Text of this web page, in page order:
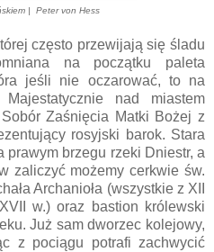
| Peter von Hess
często przewijają się śladu
na początku paleta
jeśli nie oczarować, to na
nad miastem
Zaśnięcia Matki Bożej z
rosyjski barok. Stara
brzegu rzeki Dniestr, a
zaliczyć możemy cerkwie św.
Archanioła (wszystkie z XII
w.) oraz bastion królewski
Już sam dworzec kolejowy,
z pociągu potrafi zachwycić